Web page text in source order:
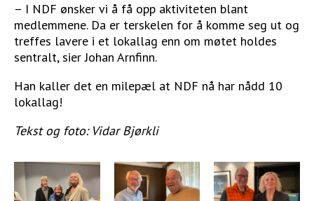
– I NDF ønsker vi å få opp aktiviteten blant
medlemmene. Da er terskelen for å komme seg ut og
treffes lavere i et lokallag enn om møtet holdes
sentralt, sier Johan Arnfinn.
Han kaller det en milepæl at NDF nå har nådd 10
lokallag!
Tekst og foto: Vidar Bjørkli